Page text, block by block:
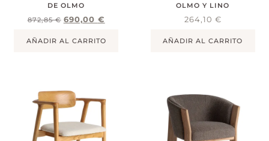
DE OLMO
872,85€ 690,00 €
AÑADIR AL CARRITO
OLMO Y LINO
264,10 €
AÑADIR AL CARRITO